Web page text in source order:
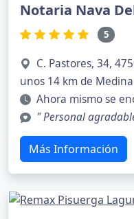
Notaria Nava
5
C. Pastores, 34,
unos 14 km de
Ahora mismo se
" Personal
Más Información